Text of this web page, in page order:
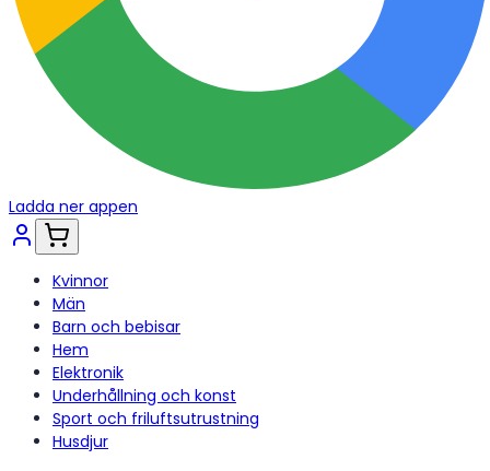
Ladda ner appen
Kvinnor
Män
Barn och bebisar
Hem
Elektronik
Underhållning och konst
Sport och friluftsutrustning
Husdjur